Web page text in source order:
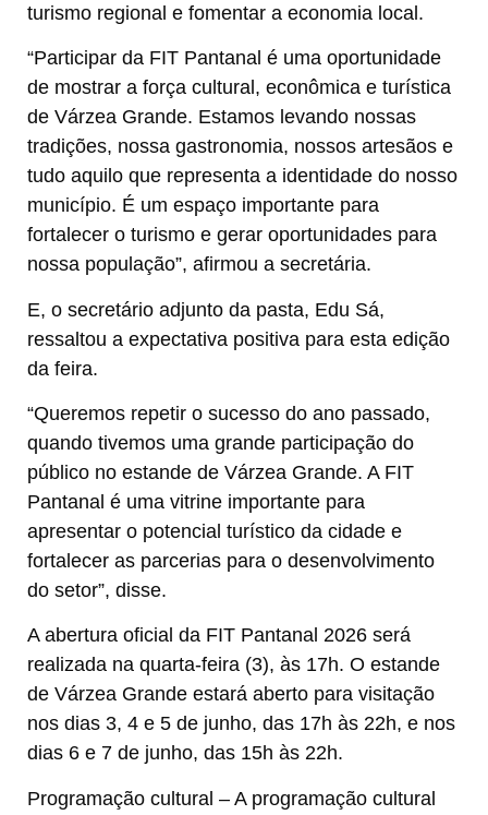
turismo regional e fomentar a economia local.
“Participar da FIT Pantanal é uma oportunidade
de mostrar a força cultural, econômica e turística
de Várzea Grande. Estamos levando nossas
tradições, nossa gastronomia, nossos artesãos e
tudo aquilo que representa a identidade do nosso
município. É um espaço importante para
fortalecer o turismo e gerar oportunidades para
nossa população”, afirmou a secretária.
E, o secretário adjunto da pasta, Edu Sá,
ressaltou a expectativa positiva para esta edição
da feira.
“Queremos repetir o sucesso do ano passado,
quando tivemos uma grande participação do
público no estande de Várzea Grande. A FIT
Pantanal é uma vitrine importante para
apresentar o potencial turístico da cidade e
fortalecer as parcerias para o desenvolvimento
do setor”, disse.
A abertura oficial da FIT Pantanal 2026 será
realizada na quarta-feira (3), às 17h. O estande
de Várzea Grande estará aberto para visitação
nos dias 3, 4 e 5 de junho, das 17h às 22h, e nos
dias 6 e 7 de junho, das 15h às 22h.
Programação cultural – A programação cultural